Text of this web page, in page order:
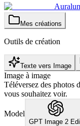
Mes créations
Outils de création
Texte vers Image
Image à image
Téléversez des photos
vous souhaitez voir.
Model
GPT Image 2